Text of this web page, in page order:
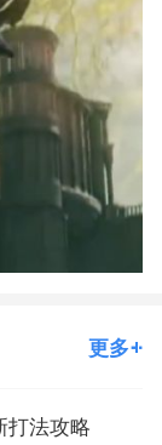
更多
打法攻略